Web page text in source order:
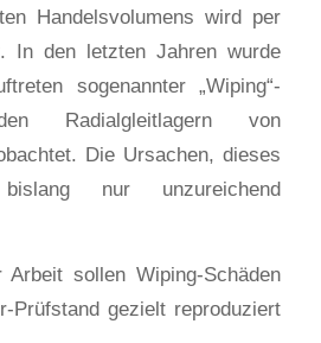
Handelsvolumens wird per
In den letzten Jahren wurde
sogenannter „Wiping“-
Radialgleitlagern von
Die Ursachen, dieses
nur unzureichend
sollen Wiping-Schäden
Prüfstand gezielt reproduziert